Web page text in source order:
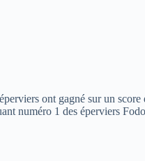
ont gagné sur un
numéro 1 des éperviers